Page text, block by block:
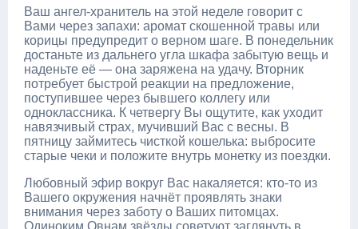
Ваш ангел-хранитель на этой неделе говорит с
Вами через запахи: аромат скошенной травы или
корицы предупредит о верном шаге. В понедельник
достаньте из дальнего угла шкафа забытую вещь и
наденьте её — она заряжена на удачу. Вторник
потребует быстрой реакции на предложение,
поступившее через бывшего коллегу или
одноклассника. К четвергу Вы ощутите, как уходит
навязчивый страх, мучивший Вас с весны. В
пятницу займитесь чисткой кошелька: выбросите
старые чеки и положите внутрь монетку из поездки.
Любовный эфир вокруг Вас накаляется: кто-то из
Вашего окружения начнёт проявлять знаки
внимания через заботу о Ваших питомцах.
Одиноким Овнам звёзды советуют заглянуть в